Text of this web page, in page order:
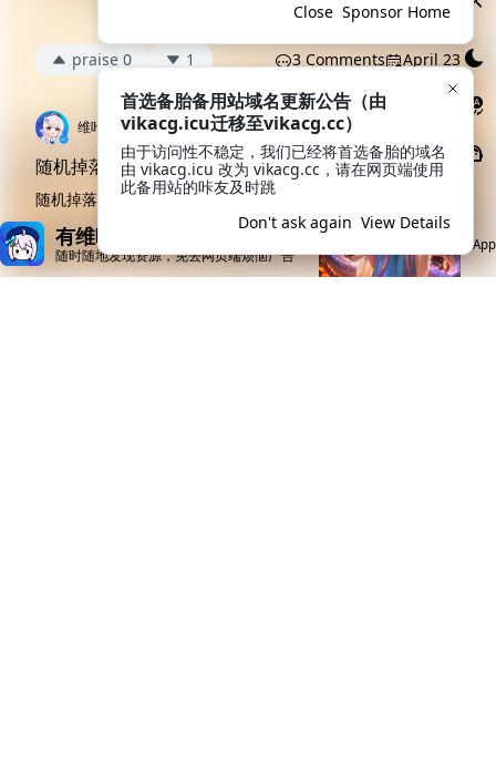
praise 0 1 3 Comments April 23
维咔晓雾
随机掉落晓雾壁纸...
随机掉落晓雾壁纸......
有维咔App就够了
随时随地发现资源，免去网页端烦恼广告
Open App
Close Sponsor Home
首选备胎备用站域名更新公告（由
vikacg.icu迁移至vikacg.cc）
由于访问性不稳定，我们已经将首选备胎的域名
由 vikacg.icu 改为 vikacg.cc，请在网页端使用
此备用站的咔友及时跳
Don't ask again View Details